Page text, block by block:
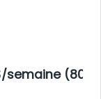
semaine